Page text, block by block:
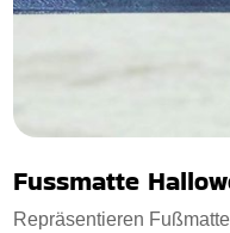
Fussmatte
Repräsentieren